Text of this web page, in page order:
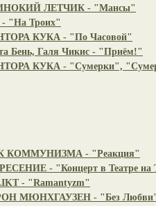
ЛЕТЧИК - "Мансы"
"На Троих"
КУКА - "По Часовой"
Бень, Галя Чикис - "Приём!"
КУКА - "Сумерки",
КОММУНИЗМА - "Реакция"
- "Концерт в Театре на
- "Ramantyzm"
МЮНХГАУЗЕН - "Без